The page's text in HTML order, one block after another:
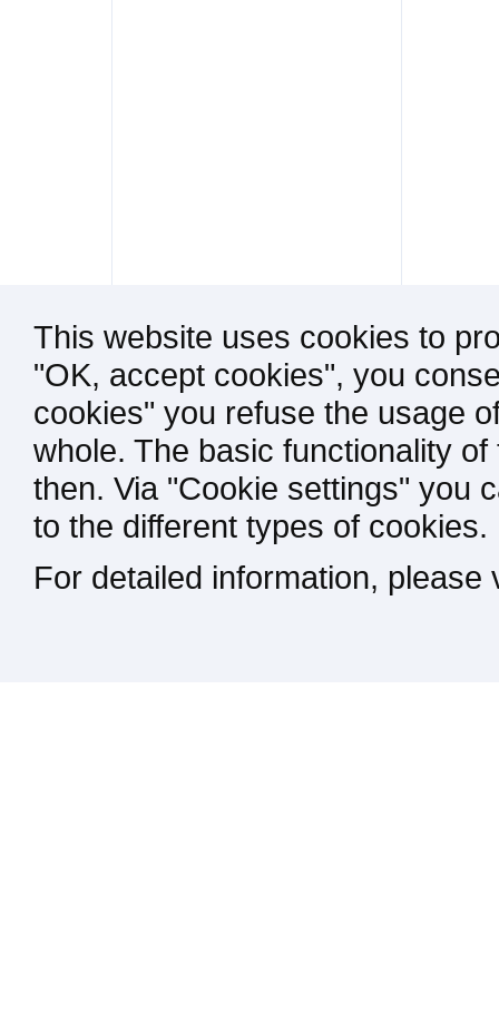
This website uses cookies to
"OK, accept cookies", you
cookies" you refuse the usage
whole. The basic functionality
then. Via "Cookie settings" you
to the different types of cookies.
For detailed information,